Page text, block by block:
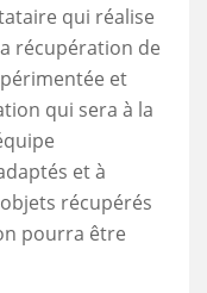
qui réalise
récupération de
et
qui sera à la
et à
récupérés
pourra être